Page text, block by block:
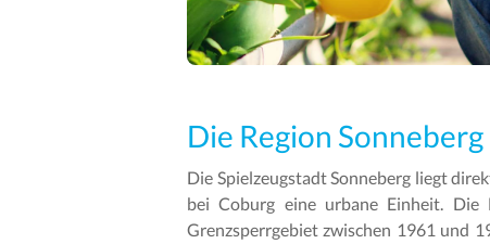
Die Region Sonneberg
Die Spielzeugstadt Sonneberg liegt
bei Coburg eine urbane Einheit.
Grenzsperrgebiet zwischen 1961 und